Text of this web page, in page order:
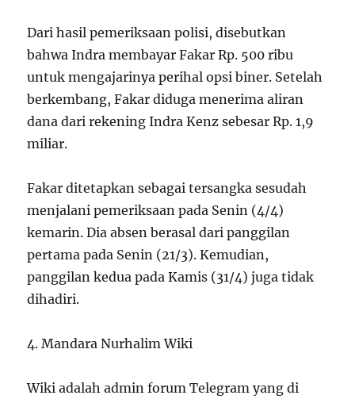
Dari hasil pemeriksaan polisi, disebutkan
bahwa Indra membayar Fakar Rp. 500 ribu
untuk mengajarinya perihal opsi biner. Setelah
berkembang, Fakar diduga menerima aliran
dana dari rekening Indra Kenz sebesar Rp. 1,9
miliar.
Fakar ditetapkan sebagai tersangka sesudah
menjalani pemeriksaan pada Senin (4/4)
kemarin. Dia absen berasal dari panggilan
pertama pada Senin (21/3). Kemudian,
panggilan kedua pada Kamis (31/4) juga tidak
dihadiri.
4. Mandara Nurhalim Wiki
Wiki adalah admin forum Telegram yang di